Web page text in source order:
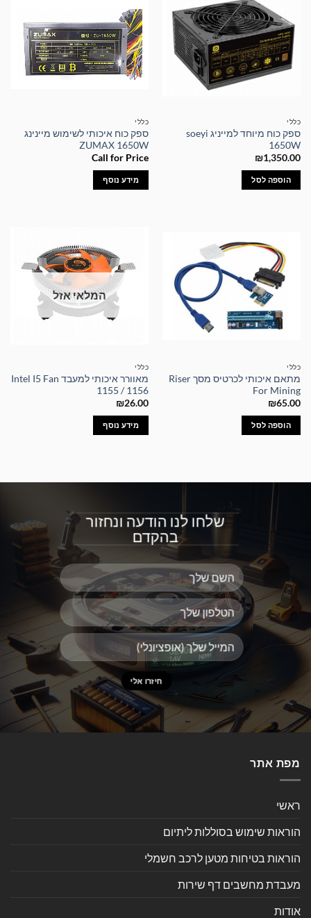
כללי
ספק כוח מיוחד למייניג soeyi
1650W
₪1,350.00
הוספה לסל
כללי
ספק כוח איכותי לשימוש מיינינג
ZUMAX 1650W
Call for Price
מידע נוסף
כללי
מתאם איכותי לכרטיס מסך Riser
For Mining
₪65.00
הוספה לסל
המלאי אזל
כללי
מאוורר איכותי למעבד Intel I5 Fan
1155 / 1156
₪26.00
מידע נוסף
שלחו לנו הודעה ונחזור
בהקדם
מפת אתר
ראשי
הוראות שימוש בסוללות ליתיום
הוראות בטיחות מטען לרכב חשמלי
מעבדת מחשבים דף שירות
אודות